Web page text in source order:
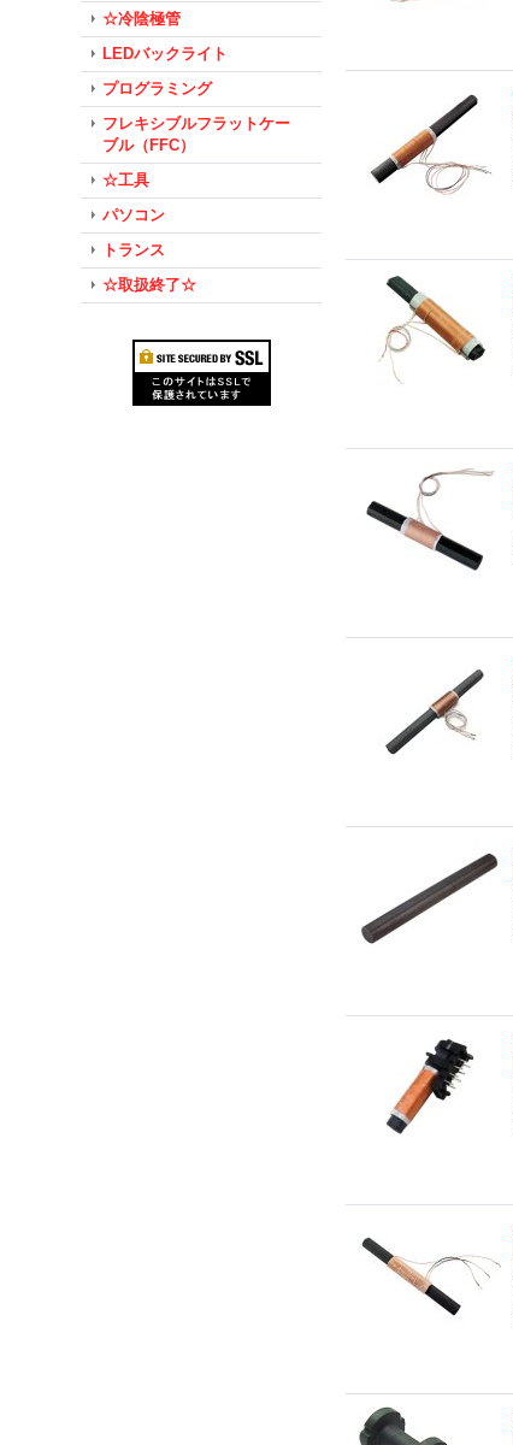
☆冷陰極管
LEDバックライト
プログラミング
フレキシブルフラットケー
ブル（FFC）
☆工具
パソコン
トランス
☆取扱終了☆